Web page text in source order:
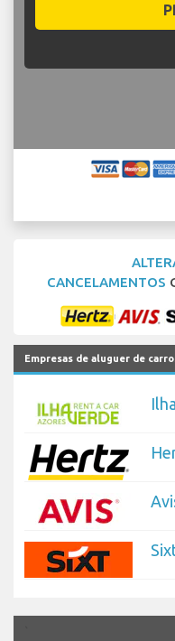
CANCELAMENTOS
Empresas de aluguer de